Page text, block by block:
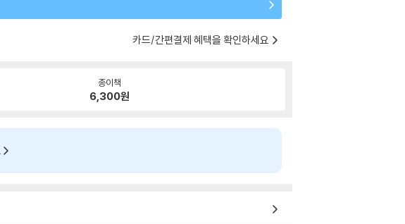
카드/간편결제 혜택을 확인하세요
종이책
6,300원